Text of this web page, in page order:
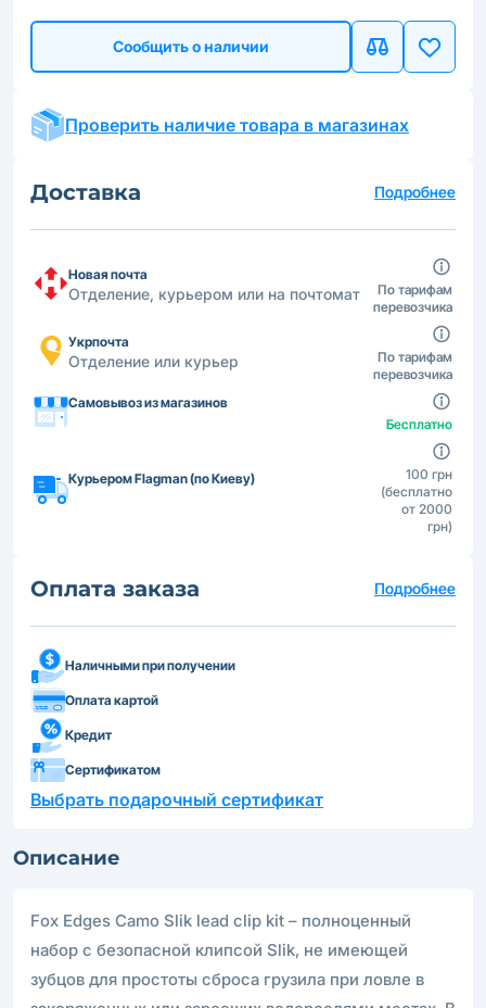
Сообщить о наличии
Проверить наличие товара в магазинах
Доставка Подробнее
Новая почта
Отделение, курьером или на почтомат
По тарифам
перевозчика
Укрпочта
Отделение или курьер
По тарифам
перевозчика
Самовывоз из магазинов
Бесплатно
Курьером Flagman (по Киеву)
100 грн
(бесплатно
от 2000
грн)
Оплата заказа Подробнее
Наличными при получении
Оплата картой
Кредит
Сертификатом
Выбрать подарочный сертификат
Описание
Fox Edges Camo Slik lead clip kit – полноценный
набор с безопасной клипсой Slik, не имеющей
зубцов для простоты сброса грузила при ловле в